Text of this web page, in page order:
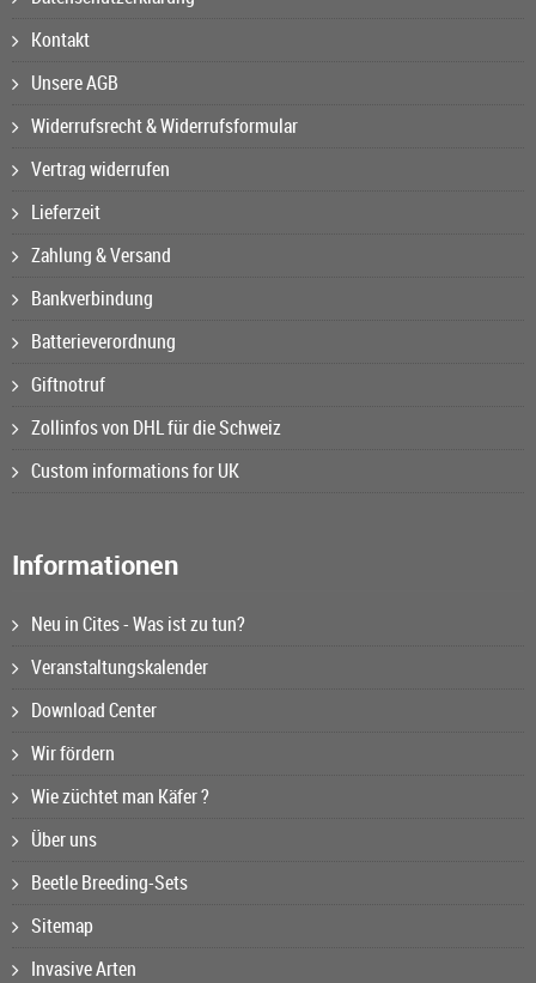
Kontakt
Unsere AGB
Widerrufsrecht & Widerrufsformular
Vertrag widerrufen
Lieferzeit
Zahlung & Versand
Bankverbindung
Batterieverordnung
Giftnotruf
Zollinfos von DHL für die Schweiz
Custom informations for UK
Informationen
Neu in Cites - Was ist zu tun?
Veranstaltungskalender
Download Center
Wir fördern
Wie züchtet man Käfer ?
Über uns
Beetle Breeding-Sets
Sitemap
Invasive Arten